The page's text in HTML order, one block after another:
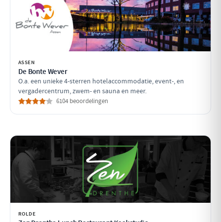
ASSEN
De Bonte Wever
O.a. een unieke 4-sterren hotelaccommodatie, event-, en
vergadercentrum, zwem- en sauna en meer.
6104 beoordelingen
ROLDE